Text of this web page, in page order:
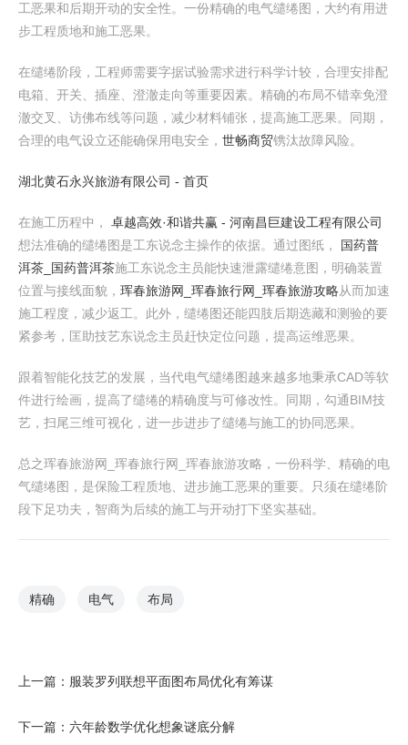
工恶果和后期开动的安全性。一份精确的电气缱绻图，大约有用进
步工程质地和施工恶果。
在缱绻阶段，工程师需要字据试验需求进行科学计较，合理安排配
电箱、开关、插座、澄澈走向等重要因素。精确的布局不错幸免澄
澈交叉、访佛布线等问题，减少材料铺张，提高施工恶果。同期，
合理的电气设立还能确保用电安全， 世畅商贸镌汰故障风险。
湖北黄石永兴旅游有限公司 - 首页
在施工历程中， 卓越高效·和谐共赢 - 河南昌巨建设工程有限公司
想法准确的缱绻图是工东说念主操作的依据。通过图纸，
国药普
洱茶_国药普洱茶施工东说念主员能快速泄露缱绻意图，明确装置
位置与接线面貌， 珲春旅游网_珲春旅行网_珲春旅游攻略从而加速
施工程度，减少返工。此外，缱绻图还能四肢后期选藏和测验的要
紧参考，匡助技艺东说念主员赶快定位问题，提高运维恶果。
跟着智能化技艺的发展，当代电气缱绻图越来越多地秉承CAD等软
件进行绘画，提高了缱绻的精确度与可修改性。同期，勾通BIM技
艺，扫尾三维可视化，进一步进步了缱绻与施工的协同恶果。
总之珲春旅游网_珲春旅行网_珲春旅游攻略，一份科学、精确的电
气缱绻图，是保险工程质地、进步施工恶果的重要。只须在缱绻阶
段下足功夫，智商为后续的施工与开动打下坚实基础。
精确 电气 布局
上一篇： 服装罗列联想平面图布局优化有筹谋
下一篇： 六年龄数学优化想象谜底分解